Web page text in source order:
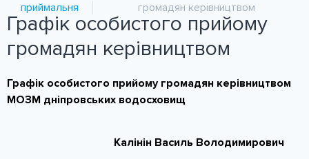
ПРО ОФІС
ДІЯЛЬНІСТЬ
ПОСЛУГИ
ПРЕС-ЦЕНТР
приймальня
громадян керівництвом
Графік особистого прийому
громадян керівництвом
Графік особистого прийому громадян керівництвом
МОЗМ дніпровських водосховищ
Калінін Василь Володимирович